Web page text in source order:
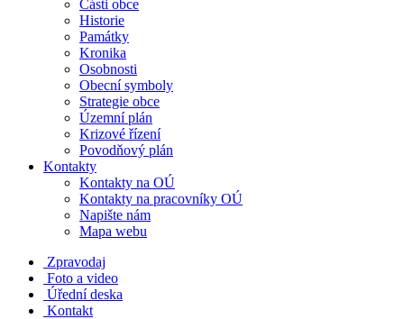
Části obce
Historie
Památky
Kronika
Osobnosti
Obecní symboly
Strategie obce
Územní plán
Krizové řízení
Povodňový plán
Kontakty
Kontakty na OÚ
Kontakty na pracovníky OÚ
Napište nám
Mapa webu
Zpravodaj
Foto a video
Úřední deska
Kontakt